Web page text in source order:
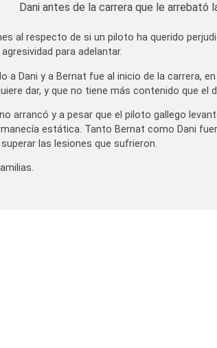
Dani antes de la carrera que le arrebató
al respecto de si un piloto ha querido
para adelantar.
a Dani y a Bernat fue al inicio de la carrera,
dar, y que no tiene más contenido que el
arrancó y a pesar que el piloto gallego
estática. Tanto Bernat como Dani
las lesiones que sufrieron.